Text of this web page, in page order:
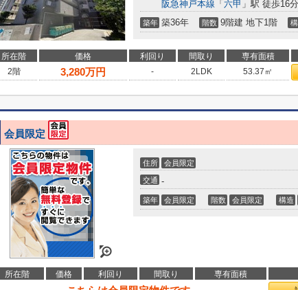
阪急神戸本線 「 六甲 」駅 徒歩16分
築年 築36年 階数 9階建 地下1階
所在階 価格 利回り 間取り 専有面積
2階
3,280万円 - 2LDK 53.37㎡
会員限定
住所 会員限定
交通 -
築年 会員限定 階数 会員限定 構造
所在階 価格 利回り 間取り 専有面積